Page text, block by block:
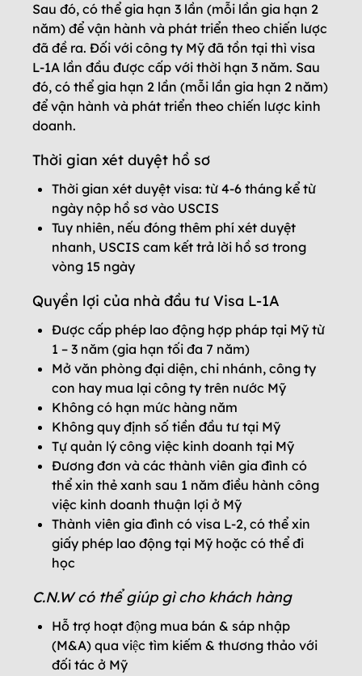
Sau đó, có thể gia hạn 3 lần (mỗi lần gia hạn 2
năm) để vận hành và phát triển theo chiến lược
đã đề ra. Đối với công ty Mỹ đã tồn tại thì visa
L-1A lần đầu được cấp với thời hạn 3 năm. Sau
đó, có thể gia hạn 2 lần (mỗi lần gia hạn 2 năm)
để vận hành và phát triển theo chiến lược kinh
doanh.
Thời gian xét duyệt hồ sơ
Thời gian xét duyệt visa: từ 4-6 tháng kể từ
ngày nộp hồ sơ vào USCIS
Tuy nhiên, nếu đóng thêm phí xét duyệt
nhanh, USCIS cam kết trả lời hồ sơ trong
vòng 15 ngày
Quyền lợi của nhà đầu tư Visa L-1A
Được cấp phép lao động hợp pháp tại Mỹ từ
1 – 3 năm (gia hạn tối đa 7 năm)
Mở văn phòng đại diện, chi nhánh, công ty
con hay mua lại công ty trên nước Mỹ
Không có hạn mức hàng năm
Không quy định số tiền đầu tư tại Mỹ
Tự quản lý công việc kinh doanh tại Mỹ
Đương đơn và các thành viên gia đình có
thể xin thẻ xanh sau 1 năm điều hành công
việc kinh doanh thuận lợi ở Mỹ
Thành viên gia đình có visa L-2, có thể xin
giấy phép lao động tại Mỹ hoặc có thể đi
học
C.N.W có thể giúp gì cho khách hàng
Hỗ trợ hoạt động mua bán & sáp nhập
(M&A) qua việc tìm kiếm & thương thảo với
đối tác ở Mỹ